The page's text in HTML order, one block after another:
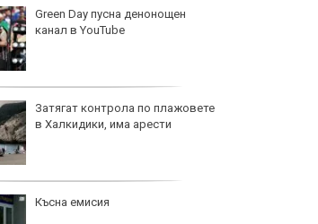
Green Day пусна денонощен
канал в YouTube
Затягат контрола по плажовете
в Халкидики, има арести
Късна емисия